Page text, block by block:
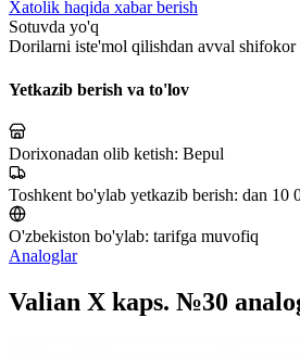
Xatolik haqida xabar berish
Sotuvda yo'q
Dorilarni iste'mol qilishdan avval shifokor
Yetkazib berish va to'lov
Dorixonadan olib ketish: Bepul
Toshkent bo'ylab yetkazib berish: dan 10
O'zbekiston bo'ylab: tarifga muvofiq
Analoglar
Valian X kaps. №30